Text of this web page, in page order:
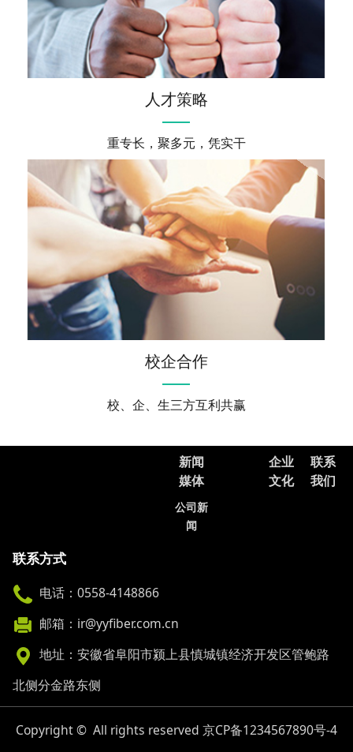
人才策略
重专长，聚多元，凭实干
校企合作
校、企、生三方互利共赢
新闻
媒体
公司新
闻
企业
文化
联系
我们
联系方式
电话：0558-4148866
邮箱：ir@yyfiber.com.cn
地址：安徽省阜阳市颍上县慎城镇经济开发区管鲍路
北侧分金路东侧
Copyright © All rights reserved 京CP备1234567890号-4